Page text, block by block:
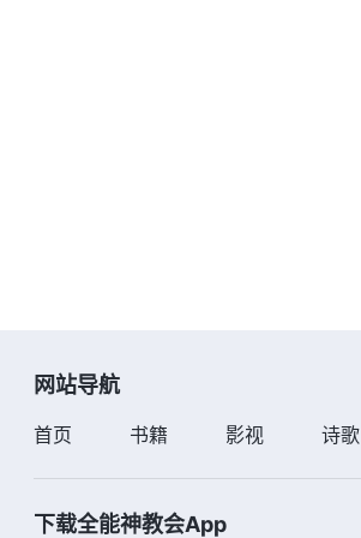
网站导航
首页 书籍 影视 诗歌
下载全能神教会App